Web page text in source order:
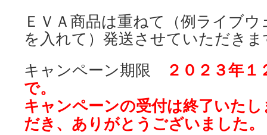
ＥＶＡ商品は重ねて（例ライブ
を入れて）発送させていただき
キャンペーン期限
２０２３年
で。
キャンペーンの受付は終了いた
だき、ありがとうございました。